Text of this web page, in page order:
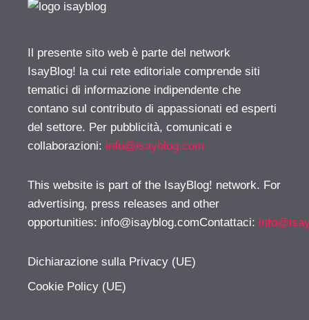
Il presente sito web è parte del network
IsayBlog! la cui rete editoriale comprende siti
tematici di informazione indipendente che
contano sul contributo di appassionati ed esperti
del settore. Per pubblicità, comunicati e
collaborazioni: info@isayblog.com
This website is part of the IsayBlog! network. For
advertising, press releases and other
opportunities: info@isayblog.comContattaci:
Dichiarazione sulla Privacy (UE)
Cookie Policy (UE)